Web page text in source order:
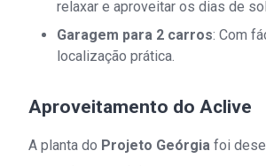
relaxar e aproveitar os dias de sol.
Garagem para 2 carros: Com
localização prática.
Aproveitamento do Aclive
A planta do Projeto Geórgia foi